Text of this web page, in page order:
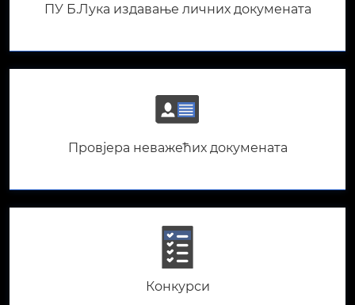
ПУ Б.Лука издавање личних докумената
Провјера неважећих докумената
Конкурси